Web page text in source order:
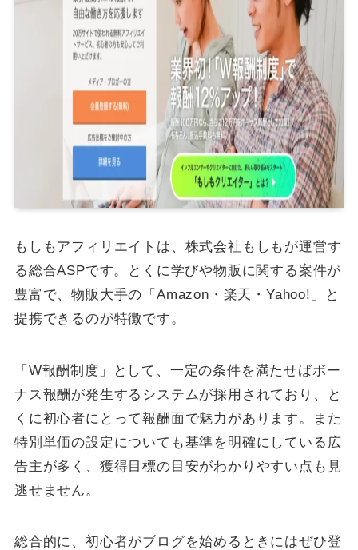
もしもアフィリエイトは、株式会社もしもが運営す
る総合ASPです。とくに学びや物販に関する案件が
豊富で、物販大手の「Amazon・楽天・Yahoo!」と
提携できるのが特徴です。
「W報酬制度」として、一定の条件を満たせばボー
ナス報酬が発生するシステムが採用されており、と
くに初心者にとって報酬面で魅力があります。また
特別単価の設定についても基準を明確にしている広
告主が多く、獲得目標の目安がわかりやすい点も見
逃せません。
総合的に、初心者がブログを始めるときにはぜひ登